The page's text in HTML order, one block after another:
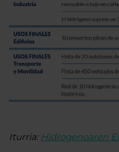
Iturria: Hidrogenoaren